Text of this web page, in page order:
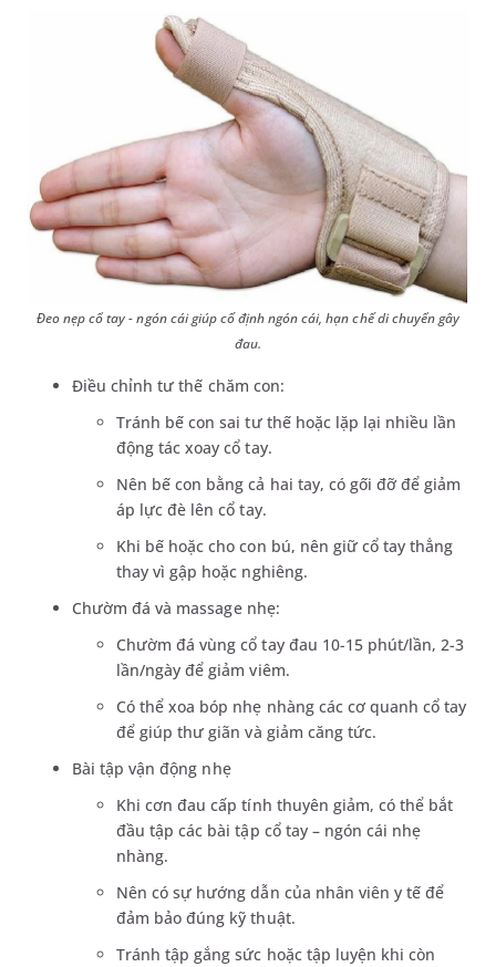
Đeo nẹp cổ tay - ngón cái giúp cố định ngón cái, hạn chế di chuyển gây
đau.
Điều chỉnh tư thế chăm con:
Tránh bế con sai tư thế hoặc lặp lại nhiều lần
động tác xoay cổ tay.
Nên bế con bằng cả hai tay, có gối đỡ để giảm
áp lực đè lên cổ tay.
Khi bế hoặc cho con bú, nên giữ cổ tay thẳng
thay vì gập hoặc nghiêng.
Chườm đá và massage nhẹ:
Chườm đá vùng cổ tay đau 10-15 phút/lần, 2-3
lần/ngày để giảm viêm.
Có thể xoa bóp nhẹ nhàng các cơ quanh cổ tay
để giúp thư giãn và giảm căng tức.
Bài tập vận động nhẹ
Khi cơn đau cấp tính thuyên giảm, có thể bắt
đầu tập các bài tập cổ tay – ngón cái nhẹ
nhàng.
Nên có sự hướng dẫn của nhân viên y tế để
đảm bảo đúng kỹ thuật.
Tránh tập gắng sức hoặc tập luyện khi còn